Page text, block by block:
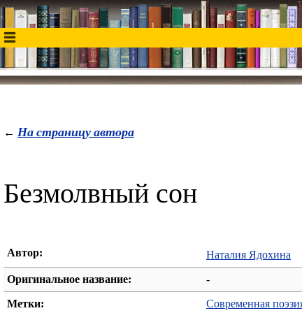
← На страницу автора
Безмолвный сон
Автор: Наталия Ядохина
Оригинальное название: -
Метки: Современная